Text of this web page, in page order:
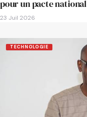
pour un pacte
23 Juil 2026
TECHNOLOGIE